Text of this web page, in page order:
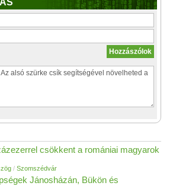
csökkent a romániai magyarok
/ Szomszédvár
Jánosházán, Bükön és